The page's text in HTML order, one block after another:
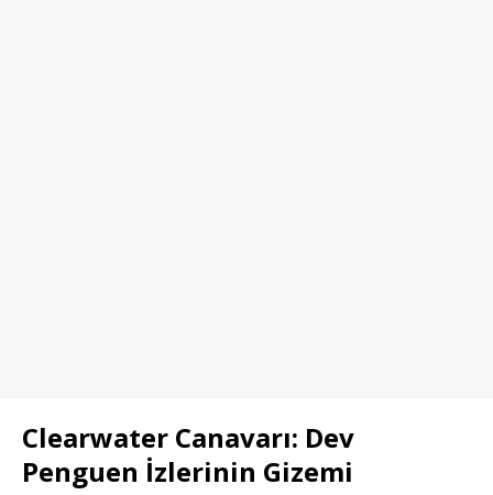
Clearwater Canavarı: Dev
Penguen İzlerinin Gizemi